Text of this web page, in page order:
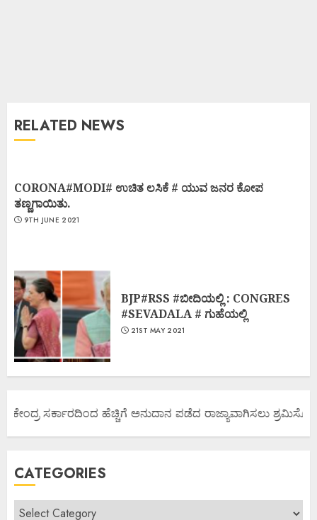
RELATED NEWS
CORONA#MODI# ಉಚಿತ ಲಸಿಕೆ # ಯುವ ಜನರ ಕೋಪ
ತಣ್ಣಗಾಯಿತು.
9TH JUNE 2021
BJP#RSS #ಬೀದಿಯಲ್ಲಿ : CONGRES
#SEVADALA # ಗುಹೆಯಲ್ಲಿ
21ST MAY 2021
ಕೇಂದ್ರ ಸರ್ಕಾರದಿಂದ ಹೆಚ್ಚಿಗೆ ಅನುದಾನ ಪಡೆದ ರಾಜ್ಯಾವಾಗಿಸಲು ಶ್ರಮಿಸೋಣ
CATEGORIES